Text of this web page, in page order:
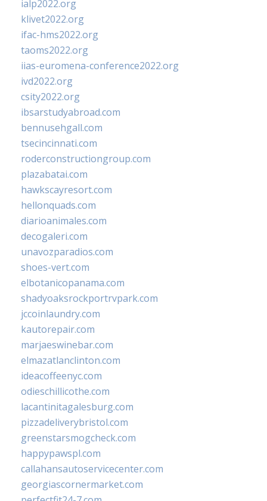
ialp2022.org
klivet2022.org
ifac-hms2022.org
taoms2022.org
iias-euromena-conference2022.org
ivd2022.org
csity2022.org
ibsarstudyabroad.com
bennusehgall.com
tsecincinnati.com
roderconstructiongroup.com
plazabatai.com
hawkscayresort.com
hellonquads.com
diarioanimales.com
decogaleri.com
unavozparadios.com
shoes-vert.com
elbotanicopanama.com
shadyoaksrockportrvpark.com
jccoinlaundry.com
kautorepair.com
marjaeswinebar.com
elmazatlanclinton.com
ideacoffeenyc.com
odieschillicothe.com
lacantinitagalesburg.com
pizzadeliverybristol.com
greenstarsmogcheck.com
happypawspl.com
callahansautoservicecenter.com
georgiascornermarket.com